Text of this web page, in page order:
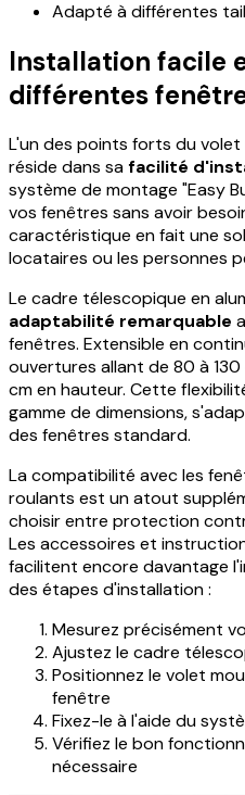
Adapté à différentes
Installation facile
différentes
L'un des points forts du volet
réside dans safacilité
système de montage "Easy
vos fenêtres sans avoir
caractéristique en fait une
locataires ou les personnes
Le cadre télescopique en
adaptabilité remarquable
fenêtres. Extensible en
ouvertures allant de 80 à
cm en hauteur. Cette
gamme de dimensions,
des fenêtres standard.
La compatibilité avec les
roulants est un atout
choisir entre protection
Les accessoires et
facilitent encore davantage
des étapes d'installation :
Mesurez précisément
Ajustez le cadre
Positionnez le volet
fenêtre
Fixez-le à l'aide du
Vérifiez le bon
nécessaire